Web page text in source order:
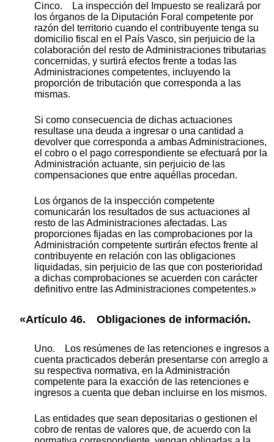
Cinco. La inspección del Impuesto se realizará por
los órganos de la Diputación Foral competente por
razón del territorio cuando el contribuyente tenga su
domicilio fiscal en el País Vasco, sin perjuicio de la
colaboración del resto de Administraciones tributarias
concernidas, y surtirá efectos frente a todas las
Administraciones competentes, incluyendo la
proporción de tributación que corresponda a las
mismas.
Si como consecuencia de dichas actuaciones
resultase una deuda a ingresar o una cantidad a
devolver que corresponda a ambas Administraciones,
el cobro o el pago correspondiente se efectuará por la
Administración actuante, sin perjuicio de las
compensaciones que entre aquéllas procedan.
Los órganos de la inspección competente
comunicarán los resultados de sus actuaciones al
resto de las Administraciones afectadas. Las
proporciones fijadas en las comprobaciones por la
Administración competente surtirán efectos frente al
contribuyente en relación con las obligaciones
liquidadas, sin perjuicio de las que con posterioridad
a dichas comprobaciones se acuerden con carácter
definitivo entre las Administraciones competentes.»
«Artículo 46. Obligaciones de información.
Uno. Los resúmenes de las retenciones e ingresos a
cuenta practicados deberán presentarse con arreglo a
su respectiva normativa, en la Administración
competente para la exacción de las retenciones e
ingresos a cuenta que deban incluirse en los mismos.
Las entidades que sean depositarias o gestionen el
cobro de rentas de valores que, de acuerdo con la